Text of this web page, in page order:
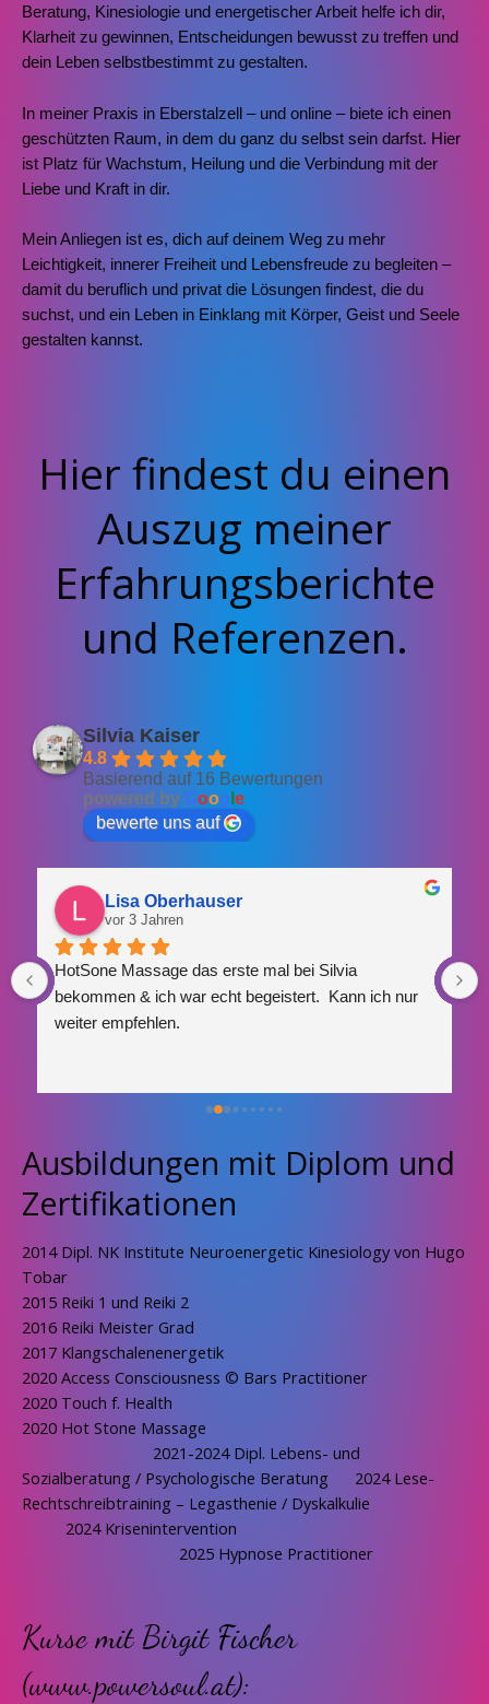
Beratung, Kinesiologie und energetischer Arbeit helfe ich dir,
Klarheit zu gewinnen, Entscheidungen bewusst zu treffen und
dein Leben selbstbestimmt zu gestalten.
In meiner Praxis in Eberstalzell – und online – biete ich einen
geschützten Raum, in dem du ganz du selbst sein darfst. Hier
ist Platz für Wachstum, Heilung und die Verbindung mit der
Liebe und Kraft in dir.
Mein Anliegen ist es, dich auf deinem Weg zu mehr
Leichtigkeit, innerer Freiheit und Lebensfreude zu begleiten –
damit du beruflich und privat die Lösungen findest, die du
suchst, und ein Leben in Einklang mit Körper, Geist und Seele
gestalten kannst.
Hier findest du einen
Auszug meiner
Erfahrungsberichte
und Referenzen.
Silvia Kaiser
4.8
Basierend auf 16 Bewertungen
powered by Goog e
bewerte uns auf
Lisa Oberhauser
vor 3 Jahren
HotSone Massage das erste mal bei Silvia
bekommen & ich war echt begeistert.  Kann ich nur
weiter empfehlen.
Ausbildungen mit Diplom und
Zertifikationen
2014 Dipl. NK Institute Neuroenergetic Kinesiology von Hugo
Tobar
2015 Reiki 1 und Reiki 2
2016 Reiki Meister Grad
2017 Klangschalenenergetik
2020 Access Consciousness © Bars Practitioner
2020 Touch f. Health
2020 Hot Stone Massage
2021-2024 Dipl. Lebens- und
Sozialberatung / Psychologische Beratung 2024 Lese-
Rechtschreibtraining – Legasthenie / Dyskalkulie
2024 Krisenintervention
2025 Hypnose Practitioner
Kurse mit Birgit Fischer
(www.powersoul.at):